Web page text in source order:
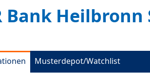
Bank Heilbronn
Musterdepot/Watchlist